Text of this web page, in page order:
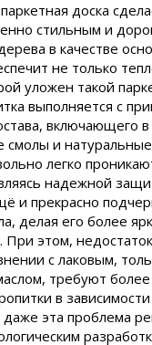
доска
стильным и
в качестве
не только
уложен такой
выполняется с
включающего
смолы и
легко
надежной
и прекрасно
делая его более
этом,
с лаковым,
требуют более
в зависимости
эта проблема